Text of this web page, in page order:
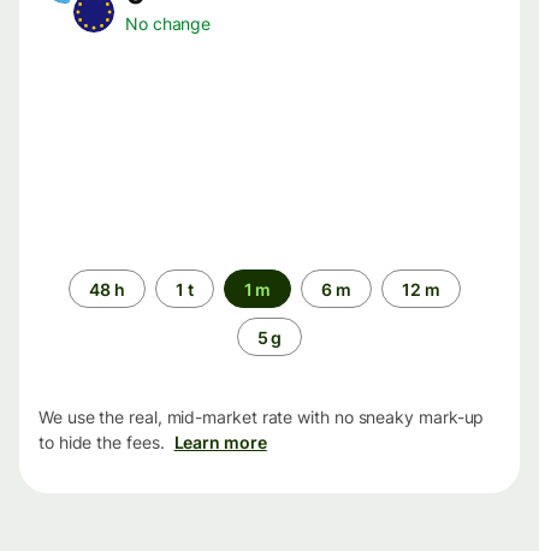
No change
Time
period
48 h 1 t 1 m 6 m 12 m
5 g
We use the real, mid-market rate with no sneaky mark-up
to hide the fees. Learn more